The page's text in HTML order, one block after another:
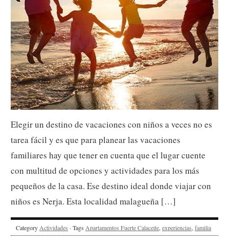
Elegir un destino de vacaciones con niños a veces no es
tarea fácil y es que para planear las vacaciones
familiares hay que tener en cuenta que el lugar cuente
con multitud de opciones y actividades para los más
pequeños de la casa. Ese destino ideal donde viajar con
niños es Nerja. Esta localidad malagueña […]
Category Actividades · Tags Apartamentos Fuerte Calaceite, experiencias, familia